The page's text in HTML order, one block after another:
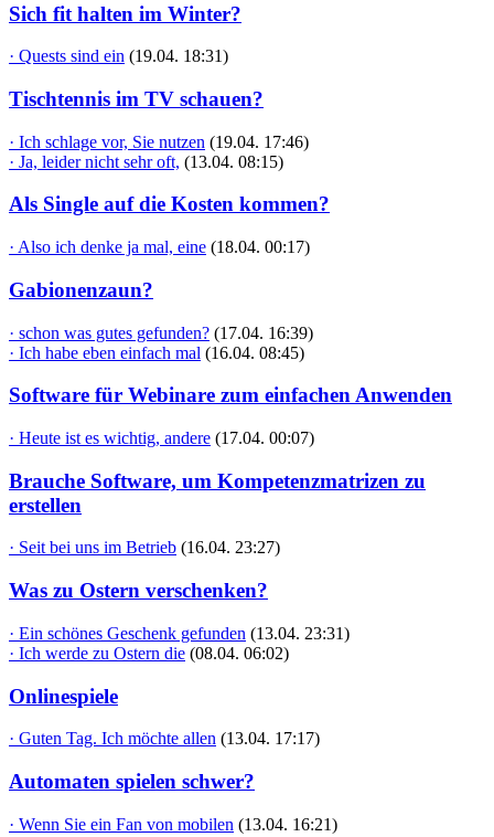
Sich fit halten im Winter?
· Quests sind ein (19.04. 18:31)
Tischtennis im TV schauen?
· Ich schlage vor, Sie nutzen (19.04. 17:46)
· Ja, leider nicht sehr oft, (13.04. 08:15)
Als Single auf die Kosten kommen?
· Also ich denke ja mal, eine (18.04. 00:17)
Gabionenzaun?
· schon was gutes gefunden? (17.04. 16:39)
· Ich habe eben einfach mal (16.04. 08:45)
Software für Webinare zum einfachen Anwenden
· Heute ist es wichtig, andere (17.04. 00:07)
Brauche Software, um Kompetenzmatrizen zu
erstellen
· Seit bei uns im Betrieb (16.04. 23:27)
Was zu Ostern verschenken?
· Ein schönes Geschenk gefunden (13.04. 23:31)
· Ich werde zu Ostern die (08.04. 06:02)
Onlinespiele
· Guten Tag. Ich möchte allen (13.04. 17:17)
Automaten spielen schwer?
· Wenn Sie ein Fan von mobilen (13.04. 16:21)